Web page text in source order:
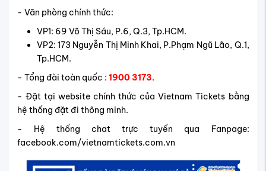
- Văn phòng chính thức:
VP1: 69 Võ Thị Sáu, P.6, Q.3, Tp.HCM.
VP2: 173 Nguyễn Thị Minh Khai, P.Phạm Ngũ Lão, Q.1,
Tp.HCM.
- Tổng đài toàn quốc : 1900 3173.
- Đặt tại website chính thức của Vietnam Tickets bằng
hệ thống đặt đi thông minh.
- Hệ thống chat trực tuyến qua Fanpage:
facebook.com/vietnamtickets.com.vn